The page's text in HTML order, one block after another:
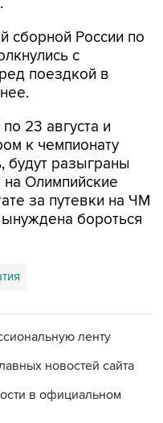
сборной России по
с
поездкой в
23 августа и
к чемпионату
будут разыграны
Олимпийские
за путевки на ЧМ
бороться
ленту
новостей сайта
в официальном